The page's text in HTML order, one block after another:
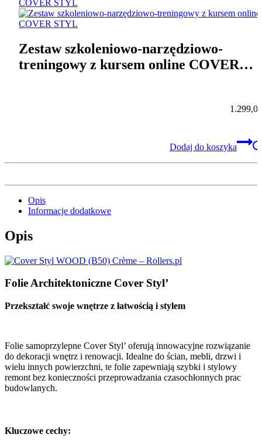
Zestaw szkoleniowo-narzędziowo-
treningowy z kursem online COVER
Dodaj do koszyka
Opis
Informacje dodatkowe
Opis
Folie Architektoniczne Cover Styl’
Przekształć swoje wnętrze z łatwością i stylem
Folie samoprzylepne Cover Styl’ oferują innowacyjne rozwiązanie
do dekoracji wnętrz i renowacji. Idealne do ścian, mebli, drzwi i
wielu innych powierzchni, te folie zapewniają szybki i stylowy
remont bez konieczności przeprowadzania czasochłonnych prac
budowlanych.
Kluczowe cechy: